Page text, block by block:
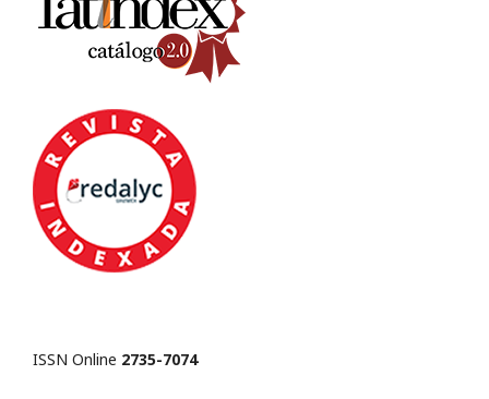
ISSN Online 2735-7074